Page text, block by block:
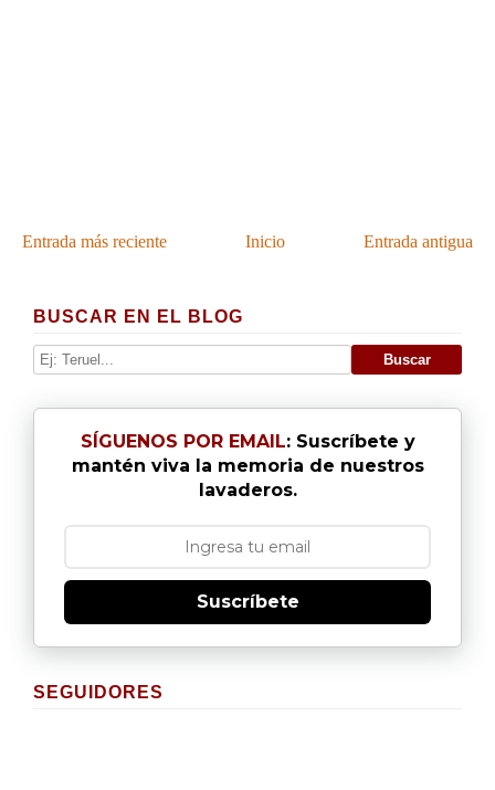
Entrada más reciente Entrada antigua
Inicio
BUSCAR EN EL BLOG
SÍGUENOS POR EMAIL: Suscríbete y
mantén viva la memoria de nuestros
lavaderos.
Suscríbete
SEGUIDORES